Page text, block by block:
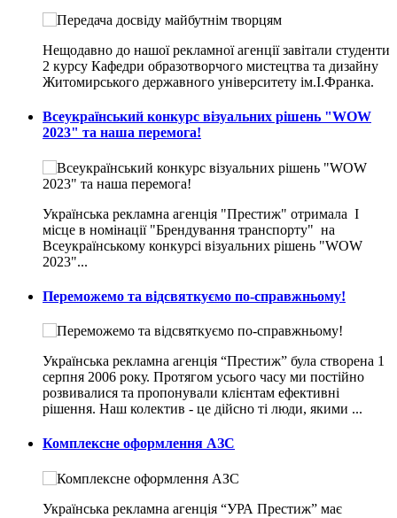
Нещодавно до нашої рекламної агенції завітали студенти
2 курсу Кафедри образотворчого мистецтва та дизайну
Житомирського державного університету ім.І.Франка.
Всеукраїнський конкурс візуальних рішень "WOW
2023" та наша перемога!
Українська рекламна агенція "Престиж" отримала I
місце в номінації "Брендування транспорту" на
Всеукраїнському конкурсі візуальних рішень "WOW
2023"...
Переможемо та відсвяткуємо по-справжньому!
Українська рекламна агенція “Престиж” була створена 1
серпня 2006 року. Протягом усього часу ми постійно
розвивалися та пропонували клієнтам ефективні
рішення. Наш колектив - це дійсно ті люди, якими ...
Комплексне оформлення АЗС
Українська рекламна агенція “УРА Престиж” має